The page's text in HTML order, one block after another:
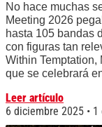
No hace muchas
Meeting 2026
hasta 105 bandas
con figuras tan
Within Temptation,
que se celebrará
Leer artículo
6 diciembre 2025
1